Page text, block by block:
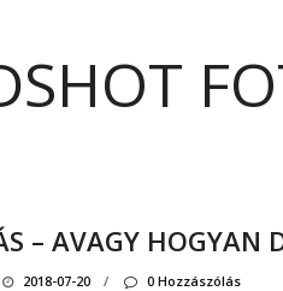
– AVAGY HOGYAN
2018-07-20 / 0 Hozzászólás